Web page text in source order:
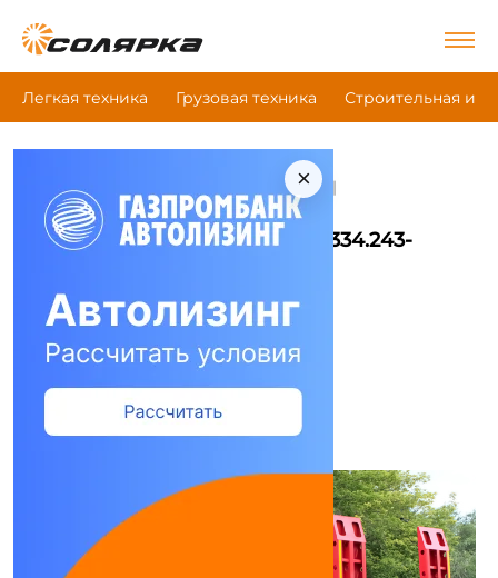
Легкая техника Грузовая техника Строительная и
×
Главная Полуприцепы |
Hartung 94334.243-0000010
Полуприцепы Hartung 94334.243-
Сравнить